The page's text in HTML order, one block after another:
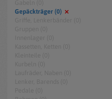
Gepäckträger (0)